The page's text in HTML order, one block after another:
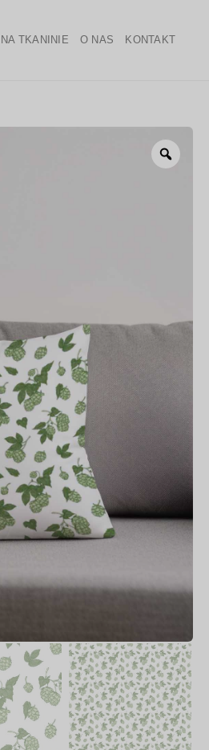
TKANINIE O NAS KONTAKT
Zoom